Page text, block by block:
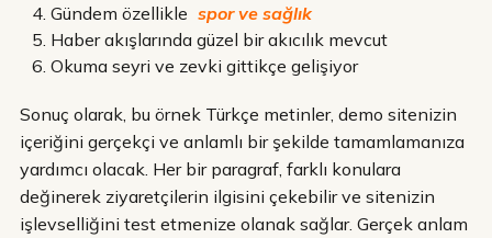
Gündem özellikle spor ve sağlık
Haber akışlarında güzel bir akıcılık mevcut
Okuma seyri ve zevki gittikçe gelişiyor
Sonuç olarak, bu örnek Türkçe metinler, demo sitenizin
içeriğini gerçekçi ve anlamlı bir şekilde tamamlamanıza
yardımcı olacak. Her bir paragraf, farklı konulara
değinerek ziyaretçilerin ilgisini çekebilir ve sitenizin
işlevselliğini test etmenize olanak sağlar. Gerçek anlam